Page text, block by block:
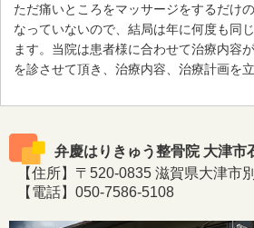
ただ痛いところをマッサージをするだけ
なっていないので、結局は年に何度も同
ます。当院は患者様に合わせて治療内容
を診させて頂き、治療内容、治療計画を
弁慶はりきゅう整骨院 大津市
【住所】〒520-0835 滋賀県大津市
【電話】050-7586-5108